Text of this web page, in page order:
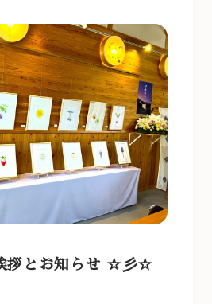
とお知らせ ☆彡☆